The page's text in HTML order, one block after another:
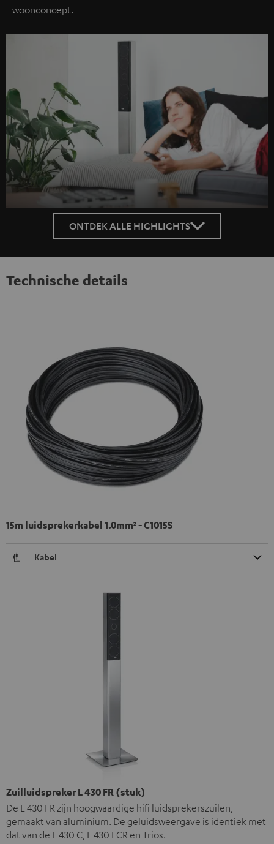
woonconcept.
ONTDEK ALLE HIGHLIGHTS
Technische details
15m luidsprekerkabel 1.0mm² - C1015S
Kabel
Zuilluidspreker L 430 FR (stuk)
De L 430 FR zijn hoogwaardige hifi luidsprekerszuilen,
gemaakt van aluminium. De geluidsweergave is identiek met
dat van de L 430 C, L 430 FCR en Trios.